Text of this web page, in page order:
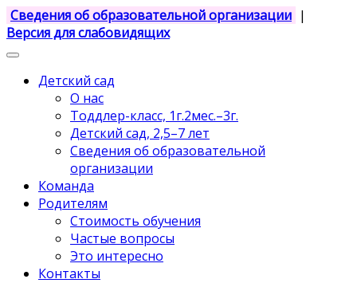
Сведения об образовательной организации |
Версия для слабовидящих
Детский сад
О нас
Тоддлер-класс, 1г.2мес.–3г.
Детский сад, 2,5–7 лет
Сведения об образовательной
организации
Команда
Родителям
Стоимость обучения
Частые вопросы
Это интересно
Контакты